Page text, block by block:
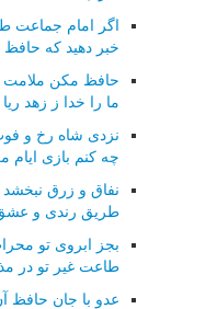
اگر امام جماعت
خبر دهید که
حافظ مکن ملامت
ما را خدا ز زهد
نزدی شاه رخ و
چه کنم بازی ایام
نفاق و زرق
طریق رندی و عشق
بجز ابروی تو
طاعت غیر تو در
عدو با جان حافظ